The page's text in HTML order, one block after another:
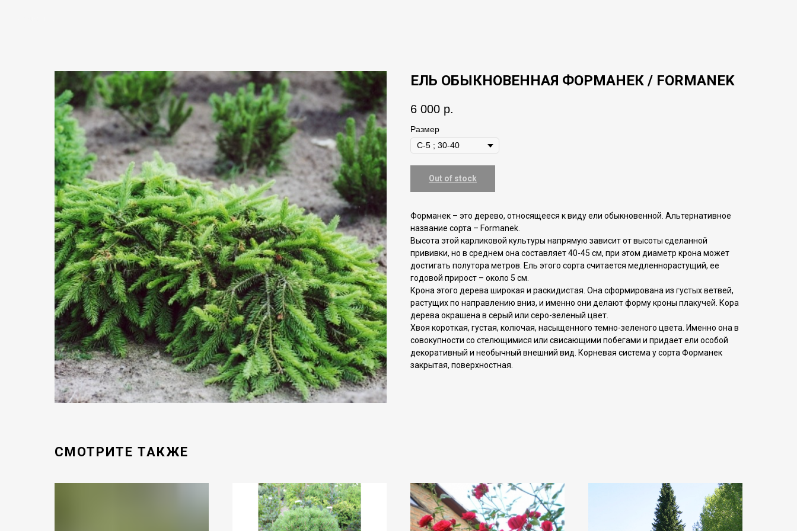
ЕЛЬ ОБЫКНОВЕННАЯ ФОРМАНЕК / FORMANEK
6 000 р.
Размер
Out of stock
Форманек – это дерево, относящееся к виду ели обыкновенной. Альтернативное
название сорта – Formanek.
Высота этой карликовой культуры напрямую зависит от высоты сделанной
прививки, но в среднем она составляет 40-45 см, при этом диаметр крона может
достигать полутора метров. Ель этого сорта считается медленнорастущий, ее
годовой прирост – около 5 см.
Крона этого дерева широкая и раскидистая. Она сформирована из густых ветвей,
растущих по направлению вниз, и именно они делают форму кроны плакучей. Кора
дерева окрашена в серый или серо-зеленый цвет.
Хвоя короткая, густая, колючая, насыщенного темно-зеленого цвета. Именно она в
совокупности со стелющимися или свисающими побегами и придает ели особой
декоративный и необычный внешний вид. Корневая система у сорта Форманек
закрытая, поверхностная.
СМОТРИТЕ ТАКЖЕ